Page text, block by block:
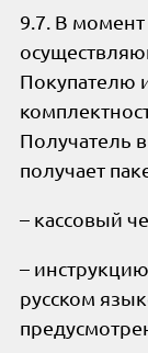
9.7. В момент
Покупателю
Получатель
получает
– кассовый
–
русском